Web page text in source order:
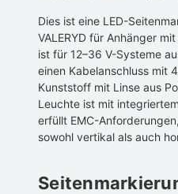
Dies ist eine LED-
VALERYD für Anhänger
ist für 12–36 V-Systeme
einen Kabelanschluss mit
Kunststoff mit Linse aus
Leuchte ist mit
erfüllt EMC-
sowohl vertikal als auch